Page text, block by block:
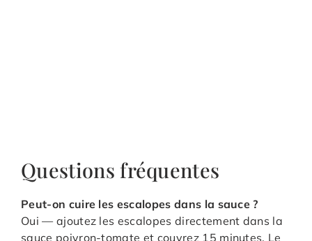
Questions fréquentes
Peut-on cuire les escalopes dans la sauce ?
Oui — ajoutez les escalopes directement dans la
sauce poivron-tomate et couvrez 15 minutes. Le